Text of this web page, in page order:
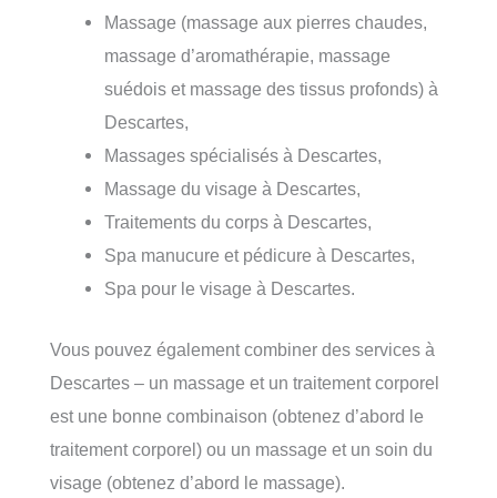
Massage (massage aux pierres chaudes,
massage d’aromathérapie, massage
suédois et massage des tissus profonds) à
Descartes,
Massages spécialisés à Descartes,
Massage du visage à Descartes,
Traitements du corps à Descartes,
Spa manucure et pédicure à Descartes,
Spa pour le visage à Descartes.
Vous pouvez également combiner des services à
Descartes – un massage et un traitement corporel
est une bonne combinaison (obtenez d’abord le
traitement corporel) ou un massage et un soin du
visage (obtenez d’abord le massage).